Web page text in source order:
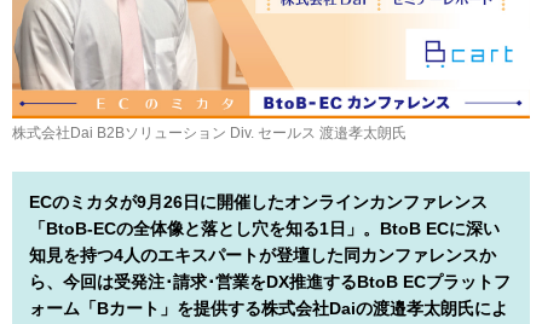
株式会社Dai B2Bソリューション Div. セールス 渡邉孝太朗氏
ECのミカタが9月26日に開催したオンラインカンファレンス
「BtoB-ECの全体像と落とし穴を知る1日」。BtoB ECに深い
知見を持つ4人のエキスパートが登壇した同カンファレンスか
ら、今回は受発注･請求･営業をDX推進するBtoB ECプラットフ
ォーム「Bカート」を提供する株式会社Daiの渡邉孝太朗氏によ